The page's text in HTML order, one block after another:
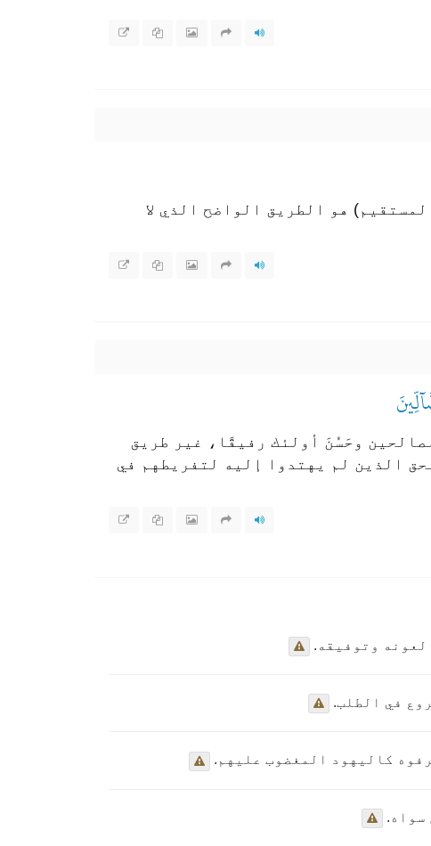
هو الطريق الواضح الذي لا
وحَسُنَ أولئك رفيقًا، غير طريق
الذين لم يهتدوا إليه لتفريطهم في
وتوفيقه.
في الطلب.
كاليهود المغضوب عليهم.
سواه.